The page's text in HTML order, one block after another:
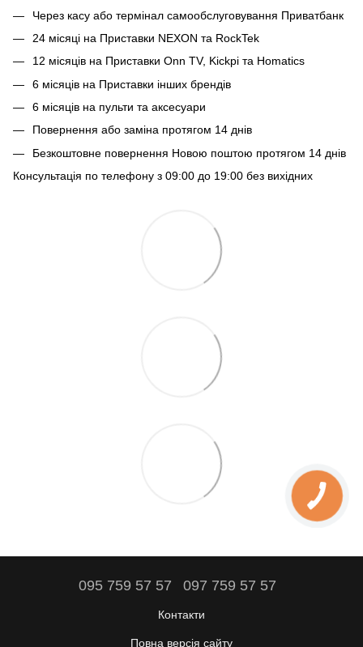
Через касу або термінал самообслуговування Приватбанк
24 місяці на Приставки NEXON та RockTek
12 місяців на Приставки Onn TV, Kickpi та Homatics
6 місяців на Приставки інших брендів
6 місяців на пульти та аксесуари
Повернення або заміна протягом 14 днів
Безкоштовне повернення Новою поштою протягом 14 днів
Консультація по телефону з 09:00 до 19:00 без вихідних
095 759 57 57 097 759 57 57
Контакти
Повна версія сайту